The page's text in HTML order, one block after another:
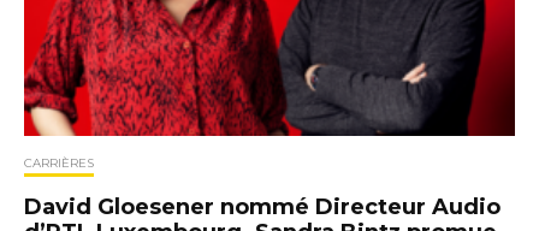
CARRIÈRES
David Gloesener nommé Directeur Audio